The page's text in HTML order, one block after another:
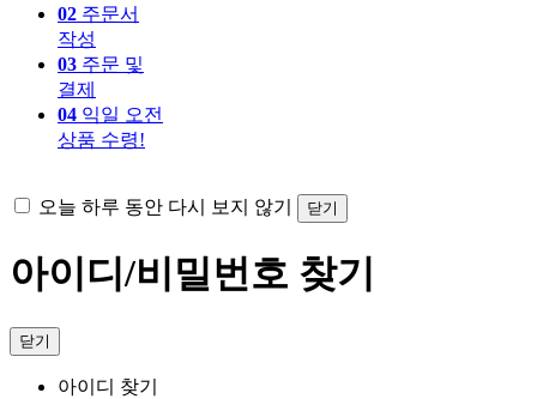
02 주문서
작성
03 주문 및
결제
04 익일 오전
상품 수령!
오늘 하루 동안 다시 보지 않기 닫기
아이디/비밀번호 찾기
닫기
아이디 찾기